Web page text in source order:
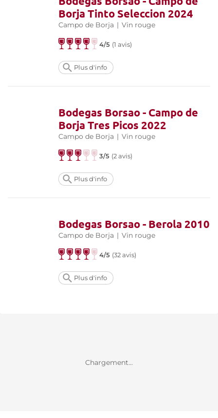
Borja Tinto Seleccion 2024
Campo de Borja | Vin rouge
4/5 (1 avis)
Plus d'info
Bodegas Borsao - Campo de
Borja Tres Picos 2022
Campo de Borja | Vin rouge
3/5 (2 avis)
Plus d'info
Bodegas Borsao - Berola 2010
Campo de Borja | Vin rouge
4/5 (32 avis)
Plus d'info
Chargement...